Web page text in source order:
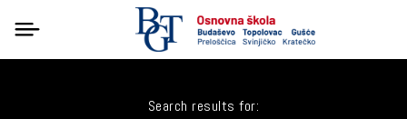
Search results for: